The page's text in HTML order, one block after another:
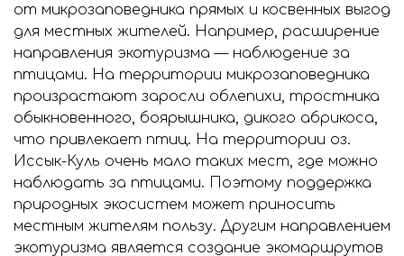
от микрозаповедника прямых и косвенных выгод
для местных жителей. Например, расширение
направления экотуризма — наблюдение за
птицами. На территории микрозаповедника
произрастают заросли облепихи, тростника
обыкновенного, боярышника, дикого абрикоса,
что привлекает птиц. На территории оз.
Иссык-Куль очень мало таких мест, где можно
наблюдать за птицами. Поэтому поддержка
природных экосистем может приносить
местным жителям пользу. Другим направлением
экотуризма является создание экомаршрутов